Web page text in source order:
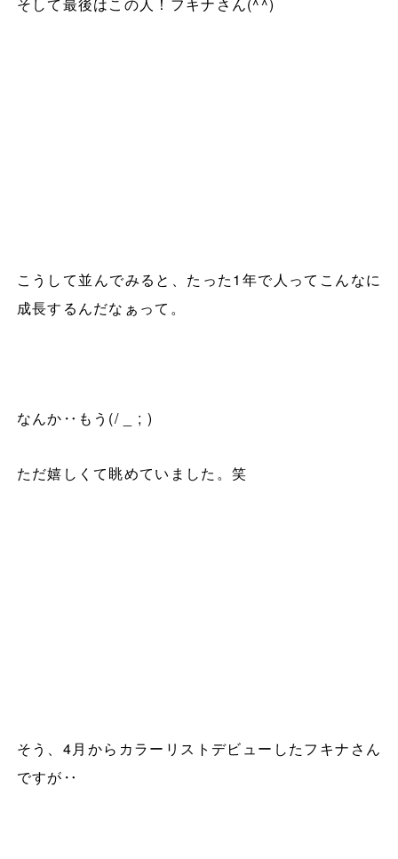
こうして並んでみると、たった1 年で人ってこんなに
成長するんだなぁって。
なんか‥もう (/ _ ; )
ただ嬉しくて眺めていました。笑
そう、 4月からカラーリストデビューしたフキナさん
ですが‥